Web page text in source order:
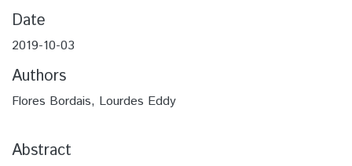
Date
2019-10-03
Authors
Flores Bordais, Lourdes Eddy
Abstract